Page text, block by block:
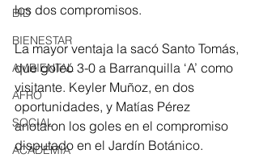
BID
BIENESTAR
AMBIENTAL
AFRO
SOCIAL
ACADEMIA
los dos compromisos.
La mayor ventaja la sacó Santo Tomás,
que goleó 3-0 a Barranquilla ‘A’ como
visitante. Keyler Muñoz, en dos
oportunidades, y Matías Pérez
anotaron los goles en el compromiso
disputado en el Jardín Botánico.